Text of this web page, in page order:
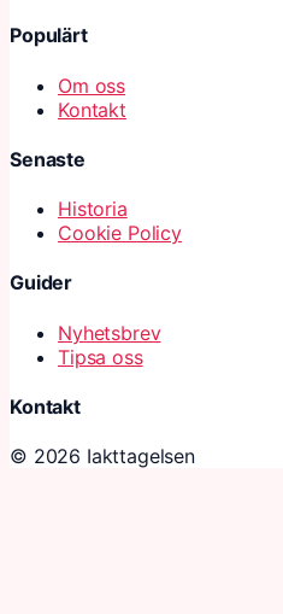
Populärt
Om oss
Kontakt
Senaste
Historia
Cookie Policy
Guider
Nyhetsbrev
Tipsa oss
Kontakt
© 2026 Iakttagelsen